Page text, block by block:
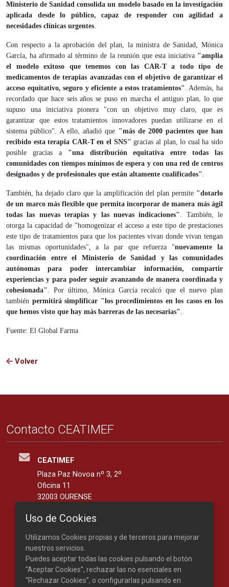
Ministerio de Sanidad consolida un modelo basado en la investigación
aplicada desde lo público, capaz de responder con agilidad a
necesidades clínicas urgentes.
Con respecto a la aprobación del plan, la ministra de Sanidad, Mónica
García, ha afirmado al término de la reunión que esta iniciativa "amplia
el modelo exitoso que tenemos con las CAR-T a todo tipo de
medicamentos de terapias avanzadas con el objetivo de garantizar el
acceso equitativo, seguro y eficiente a estos tratamientos". Además, ha
recordado que hace seis años se puso en marcha el antiguo plan, lo que
supuso una iniciativa pionera "con un objetivo muy claro, que es
garantizar que estos tratamientos innovadores puedan utilizarse en el
sistema público". A ello, añadió que "más de 2000 pacientes que han
recibido esta terapia CAR-T en el SNS" gracias al plan, lo cual ha sido
posible gracias a "una distribución equitativa entre todas las
comunidades con tiempos mínimos de espera y con una red de centros
designados y de profesionales que están altamente cualificados".
También, ha dejado claro que la amplificación del plan permite "dotarlo
de un marco más flexible que permita incorporar de manera más ágil
todas las nuevas terapias y las nuevas indicaciones". También, le
otorga la capacidad de "homogenizar el acceso a este tipo de prestaciones
este tipo de tratamientos para que los pacientes vivan donde vivan tengan
las mismas oportunidades", a la par que refuerza "nuevamente la
coordinación entre el Ministerio de Sanidad y las comunidades
autónomas para poder intercambiar información, compartir
experiencias y para poder seguir avanzando de manera coordinada y
cohesionada". Por último, Mónica García recalcó que el nuevo plan
también permitirá simplificar "los procedimientos en los casos en los
que hemos visto que hay más barreras de las necesarias".
Fuente: El Global Farma
Volver
Contacto CEATIMEF
CEATIMEF
Plaza Paz Novoa nº 3, 2º
Oficina 11
32003 OURENSE
Teléfono: 988 219 893
Uso de Cookies
Utilizamos Cookies propias y de terceros para mejorar
nuestros servicios.
Puedes aceptar todas las cookies pulsando el botón
“Aceptar Cookies”, rechazar las no esenciales en
“Rechazar Cookies”, o configurarlas pulsando en